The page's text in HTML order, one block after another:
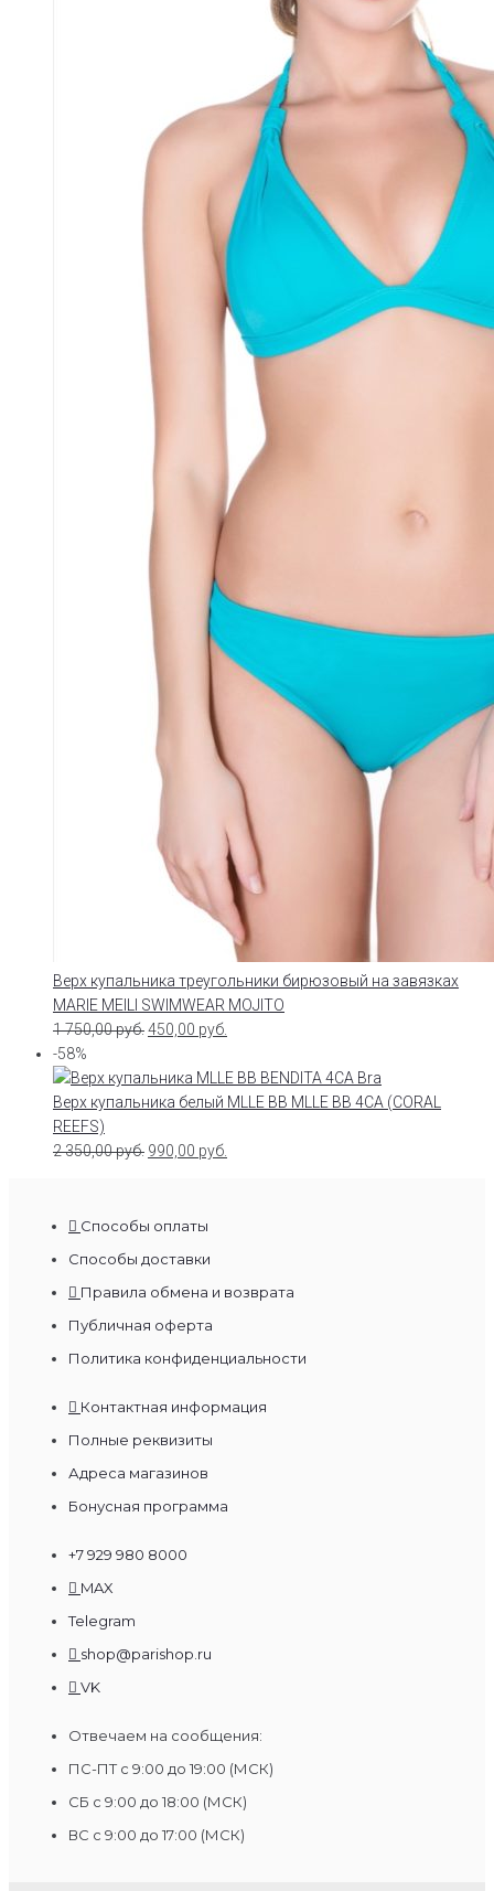
Верх купальника треугольники бирюзовый на завязках
MARIE MEILI SWIMWEAR MOJITO
1 750,00руб.450,00 руб.
-58%
Верх купальника белый MLLE BB MLLE BB 4CA (CORAL
REEFS)
2 350,00руб. 990,00 руб.
Способы оплаты
Способы доставки
Правила обмена и возврата
Публичная оферта
Политика конфиденциальности
Контактная информация
Полные реквизиты
Адреса магазинов
Бонусная программа
+7 929 980 8000
MAX
Telegram
shop@parishop.ru
VK
Отвечаем на сообщения:
ПС-ПТ с 9:00 до 19:00 (МСК)
СБ с 9:00 до 18:00 (МСК)
ВС с 9:00 до 17:00 (МСК)